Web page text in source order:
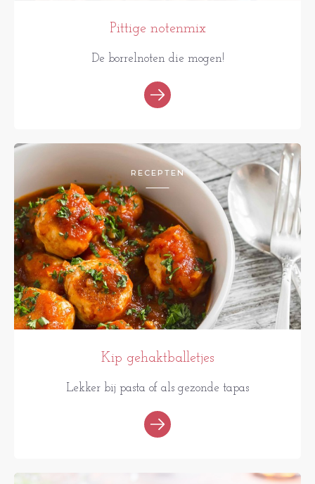
Pittige notenmix
De borrelnoten die mogen!
RECEPTEN
Kip gehaktballetjes
Lekker bij pasta of als gezonde tapas